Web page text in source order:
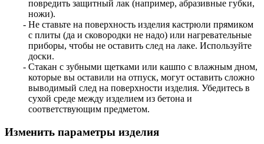
повредить защитный лак (например, абразивные губки,
ножи).
Не ставьте на поверхность изделия кастрюли прямиком
с плиты (да и сковородки не надо) или нагревательные
приборы, чтобы не оставить след на лаке. Используйте
доски.
Стакан с зубными щетками или кашпо с влажным дном,
которые вы оставили на отпуск, могут оставить сложно
выводимый след на поверхности изделия. Убедитесь в
сухой среде между изделием из бетона и
соответствующим предметом.
Изменить параметры изделия